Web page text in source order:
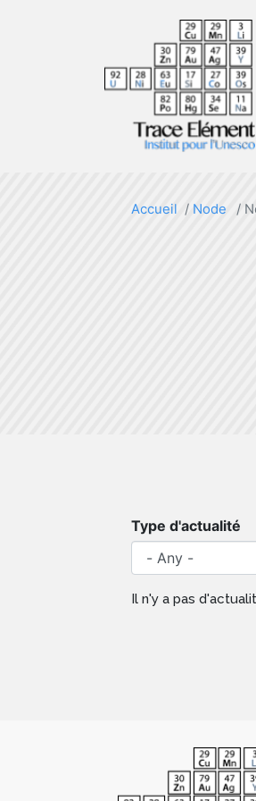
Accueil Node
Type d'actualité
Il n'y a pas